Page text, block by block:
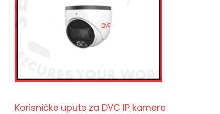
Korisničke upute za DVC IP kamere